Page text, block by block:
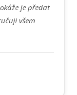
je předat
všem